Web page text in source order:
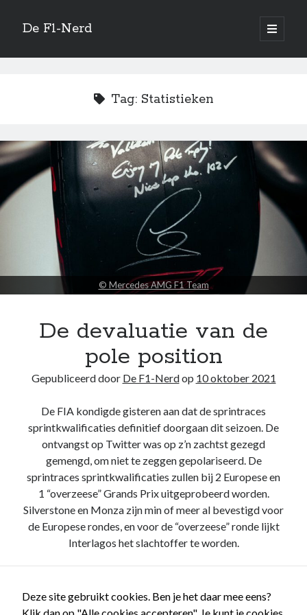
De F1-Nerd
open
primair
Zijbalk
Quotes
If you no longer go for a gap that exists, you’re no longer a racing driver.
Ayrton Senna
Zoeken
Recente berichten
Het regeldilemma van de Formule 1
Waarom de legaliteit van de McLaren-achtervleugel niet zwart/wit is
Briefje aan Jos – Grand Prix van Bahrein 2024
De Formule 1 weigert Andretti enkel uit hebzucht, ondanks de
woordenbrij
Recente reacties
De F1-Nerd
Het regeldilemma van de Formule 1
De F1-Nerd
Het regeldilemma van de Formule 1
Mark van Dijk op
Het regeldilemma van de Formule 1
Tag: Statistieken
© Mercedes AMG F1 Team
De devaluatie van de
pole position
Gepubliceerd door De F1-Nerdop 10 oktober 2021
De FIA kondigde gisteren aan dat de sprintraces
sprintkwalificaties definitief doorgaan dit seizoen. De
ontvangst op Twitter was op z’n zachtst gezegd
gemengd, om niet te zeggen gepolariseerd. De
sprintraces sprintkwalificaties zullen bij 2 Europese en
1 “overzeese” Grands Prix uitgeprobeerd worden.
Silverstone en Monza zijn min of meer al bevestigd voor
de Europese rondes, en voor de “overzeese” ronde lijkt
Interlagos het slachtoffer te worden.
devaluatie
van
Deze site gebruikt cookies. Ben je het daar mee eens?